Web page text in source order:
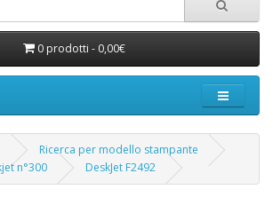
0 prodotti - 0,00€
Ricerca per modello stampante
n°300 DeskJet F2492